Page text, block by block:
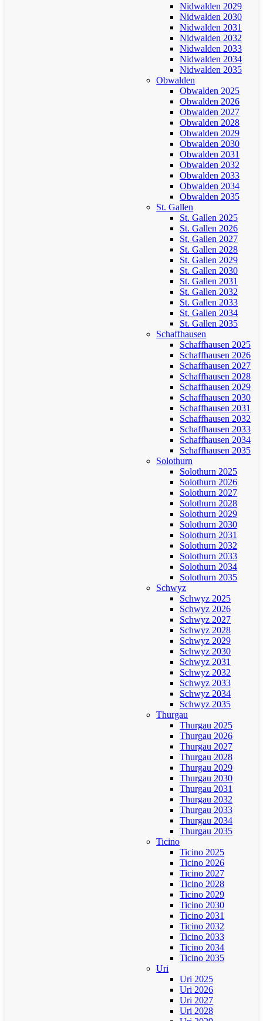
Nidwalden 2029
Nidwalden 2030
Nidwalden 2031
Nidwalden 2032
Nidwalden 2033
Nidwalden 2034
Nidwalden 2035
Obwalden
Obwalden 2025
Obwalden 2026
Obwalden 2027
Obwalden 2028
Obwalden 2029
Obwalden 2030
Obwalden 2031
Obwalden 2032
Obwalden 2033
Obwalden 2034
Obwalden 2035
St. Gallen
St. Gallen 2025
St. Gallen 2026
St. Gallen 2027
St. Gallen 2028
St. Gallen 2029
St. Gallen 2030
St. Gallen 2031
St. Gallen 2032
St. Gallen 2033
St. Gallen 2034
St. Gallen 2035
Schaffhausen
Schaffhausen 2025
Schaffhausen 2026
Schaffhausen 2027
Schaffhausen 2028
Schaffhausen 2029
Schaffhausen 2030
Schaffhausen 2031
Schaffhausen 2032
Schaffhausen 2033
Schaffhausen 2034
Schaffhausen 2035
Solothurn
Solothurn 2025
Solothurn 2026
Solothurn 2027
Solothurn 2028
Solothurn 2029
Solothurn 2030
Solothurn 2031
Solothurn 2032
Solothurn 2033
Solothurn 2034
Solothurn 2035
Schwyz
Schwyz 2025
Schwyz 2026
Schwyz 2027
Schwyz 2028
Schwyz 2029
Schwyz 2030
Schwyz 2031
Schwyz 2032
Schwyz 2033
Schwyz 2034
Schwyz 2035
Thurgau
Thurgau 2025
Thurgau 2026
Thurgau 2027
Thurgau 2028
Thurgau 2029
Thurgau 2030
Thurgau 2031
Thurgau 2032
Thurgau 2033
Thurgau 2034
Thurgau 2035
Ticino
Ticino 2025
Ticino 2026
Ticino 2027
Ticino 2028
Ticino 2029
Ticino 2030
Ticino 2031
Ticino 2032
Ticino 2033
Ticino 2034
Ticino 2035
Uri
Uri 2025
Uri 2026
Uri 2027
Uri 2028